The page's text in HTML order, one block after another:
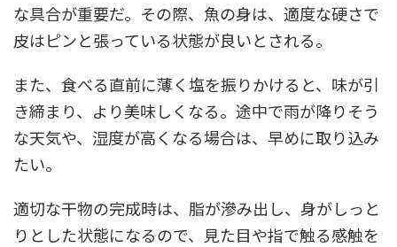
な具合が重要だ。その際、魚の身は、適度な硬さで
皮はピンと張っている状態が良いとされる。
また、食べる直前に薄く塩を振りかけると、味が引
き締まり、より美味しくなる。途中で雨が降りそう
な天気や、湿度が高くなる場合は、早めに取り込み
たい。
適切な干物の完成時は、脂が滲み出し、身がしっと
りとした状態になるので、見た目や指で触る感触を